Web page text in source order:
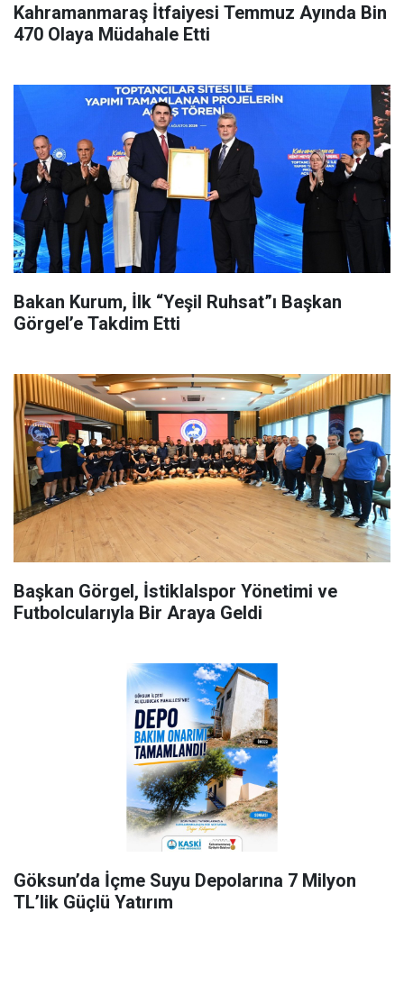
Kahramanmaraş İtfaiyesi Temmuz Ayında Bin
470 Olaya Müdahale Etti
Bakan Kurum, İlk “Yeşil Ruhsat”ı Başkan
Görgel’e Takdim Etti
Başkan Görgel, İstiklalspor Yönetimi ve
Futbolcularıyla Bir Araya Geldi
Göksun’da İçme Suyu Depolarına 7 Milyon
TL’lik Güçlü Yatırım